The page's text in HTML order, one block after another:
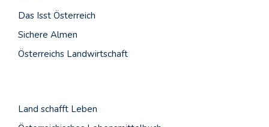
Das Isst Österreich
Sichere Almen
Österreichs Landwirtschaft
Land schafft Leben